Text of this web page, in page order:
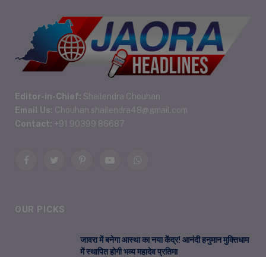
Editor-in-Chief: Shailendra Chouhan
Email Us: Chouhan.shailendra48@gmail.com
Contact: +91 90399 86687
FacebookTwitterPinterestYouTubeWhatsApp
OUR PICKS
जावरा में बनेगा आस्था का नया केंद्र! आनंदी हनुमान मुक्तिधाम
में स्थापित होगी भव्य महादेव प्रतिमा